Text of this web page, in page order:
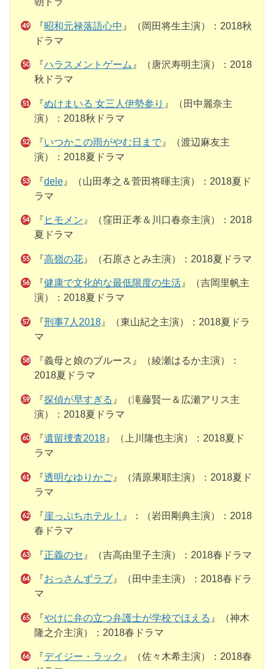
『昭和元禄落語心中 』（岡田将生主演）：2018秋
ドラマ
『 ハラスメントゲーム』（唐沢寿明主演）：2018
秋ドラマ
『ぬけまいる 女三人伊勢参り 』（田中麗奈主
演）：2018秋ドラマ
『いつかこの雨がやむ日まで』（渡辺麻友主
演）：2018夏ドラマ
『dele』（山田孝之＆菅田将暉主演）：2018夏ド
ラマ
『 ヒモメン 』（窪田正孝＆川口春奈主演）：2018
夏ドラマ
『高嶺の花』（石原さとみ主演）：2018夏ドラマ
『健康で文化的な最低限度の生活』（吉岡里帆主
演）：2018夏ドラマ
『刑事7人2018』（東山紀之主演）：2018夏ドラ
マ
『義母と娘のブルース』（綾瀬はるか主演）：
2018夏ドラマ
『探偵が早すぎる 』（滝藤賢一＆広瀬アリス主
演）：2018夏ドラマ
『遺留捜査2018』（上川隆也主演）：2018夏ド
ラマ
『透明なゆりかご』（清原果耶主演）：2018夏ド
ラマ
『崖っぷちホテル！
』：（岩田剛典主演）：2018
春ドラマ
『正義のセ 』（吉高由里子主演）：2018春ドラマ
『おっさんずラブ』（田中圭主演）：2018春ドラ
マ
『やけに弁の立つ弁護士が学校でほえる 』（神木
隆之介主演）：2018春ドラマ
『デイジー・ラック 』（佐々木希主演）：2018春